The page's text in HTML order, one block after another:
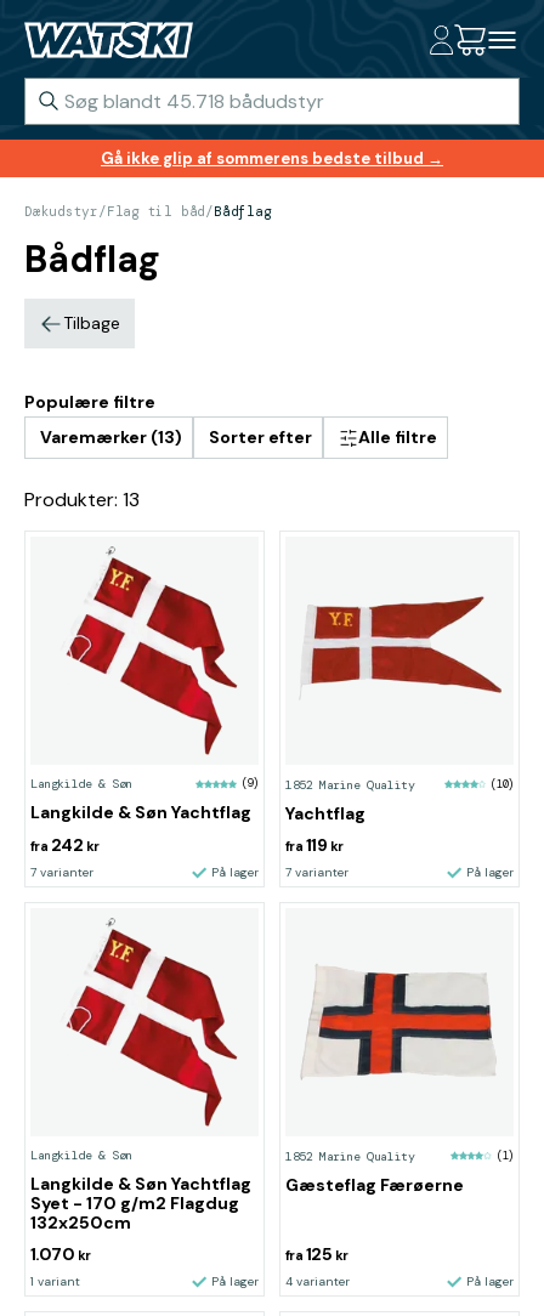
Gå ikke glip af sommerens bedste tilbud →
Dækudstyr/Flag til båd /Bådflag
Bådflag
Tilbage
Populære filtre
Varemærker (13)
Sorter efter Alle filtre
Produkter: 13
Langkilde & Søn (9)
Langkilde & Søn Yachtflag
fra 242 kr
7 varianter På lager
1852 Marine Quality (10)
Yachtflag
fra 119 kr
7 varianter På lager
Langkilde & Søn
Langkilde & Søn Yachtflag
Syet - 170 g/m2 Flagdug
132x250cm
1.070 kr
1 variant På lager
1852 Marine Quality (1)
Gæsteflag Færøerne
fra 125 kr
4 varianter På lager